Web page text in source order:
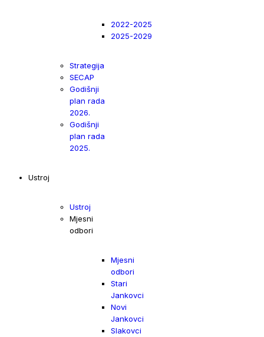
2022-2025
2025-2029
Strategija
SECAP
Godišnji
plan rada
2026.
Godišnji
plan rada
2025.
Ustroj
Ustroj
Mjesni
odbori
Mjesni
odbori
Stari
Jankovci
Novi
Jankovci
Slakovci